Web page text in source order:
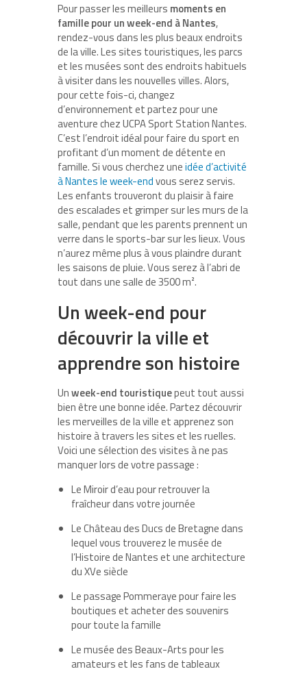
Pour passer les meilleurs moments en
famille pour un week-end à Nantes,
rendez-vous dans les plus beaux endroits
de la ville. Les sites touristiques, les parcs
et les musées sont des endroits habituels
à visiter dans les nouvelles villes. Alors,
pour cette fois-ci, changez
d’environnement et partez pour une
aventure chez UCPA Sport Station Nantes.
C’est l’endroit idéal pour faire du sport en
profitant d’un moment de détente en
famille. Si vous cherchez uneidée d’activité
à Nantes le week-endvous serez servis.
Les enfants trouveront du plaisir à faire
des escalades et grimper sur les murs de la
salle, pendant que les parents prennent un
verre dans le sports-bar sur les lieux. Vous
n’aurez même plus à vous plaindre durant
les saisons de pluie. Vous serez à l’abri de
tout dans une salle de 3500 m².
Un week-end pour
découvrir la ville et
apprendre son histoire
Unweek-end touristiquepeut tout aussi
bien être une bonne idée. Partez découvrir
les merveilles de la ville et apprenez son
histoire à travers les sites et les ruelles.
Voici une sélection des visites à ne pas
manquer lors de votre passage :
Le Miroir d’eau pour retrouver la
fraîcheur dans votre journée
Le Château des Ducs de Bretagne dans
lequel vous trouverez le musée de
l’Histoire de Nantes et une architecture
du XVe siècle
Le passage Pommeraye pour faire les
boutiques et acheter des souvenirs
pour toute la famille
Le musée des Beaux-Arts pour les
amateurs et les fans de tableaux